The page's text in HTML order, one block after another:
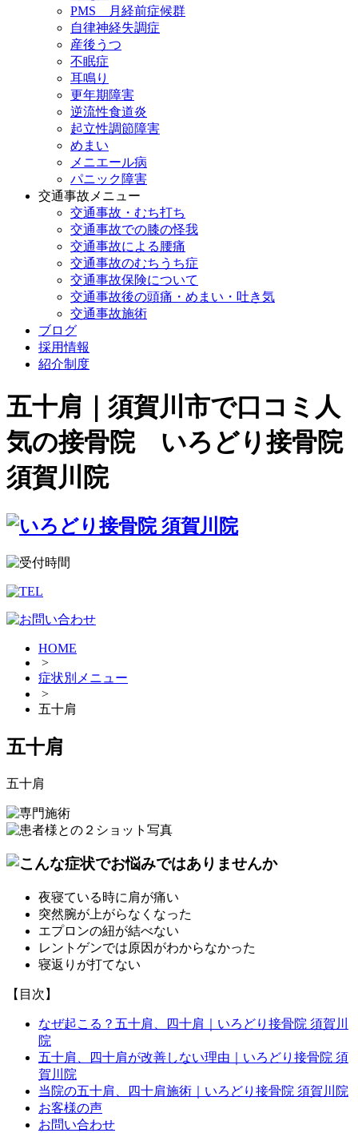
PMS 月経前症候群
自律神経失調症
産後うつ
不眠症
耳鳴り
更年期障害
逆流性食道炎
起立性調節障害
めまい
メニエール病
パニック障害
交通事故メニュー
交通事故・むち打ち
交通事故での膝の怪我
交通事故による腰痛
交通事故のむちうち症
交通事故保険について
交通事故後の頭痛・めまい・吐き気
交通事故施術
ブログ
採用情報
紹介制度
五十肩｜須賀川市で口コミ人
気の接骨院 いろどり接骨院
須賀川院
HOME
>
症状別メニュー
>
五十肩
五十肩
五十肩
夜寝ている時に肩が痛い
突然腕が上がらなくなった
エプロンの紐が結べない
レントゲンでは原因がわからなかった
寝返りが打てない
【目次】
なぜ起こる？五十肩、四十肩｜いろどり接骨院 須賀川
院
五十肩、四十肩が改善しない理由｜いろどり接骨院 須
賀川院
当院の五十肩、四十肩施術｜いろどり接骨院 須賀川院
お客様の声
お問い合わせ